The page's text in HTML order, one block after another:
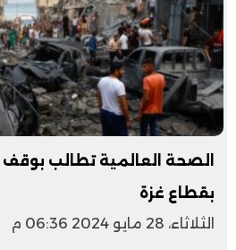
الصحة العالمية تطالب بوقف
بقطاع غزة
الثلاثاء، 28 مايو 2024 06:36 م